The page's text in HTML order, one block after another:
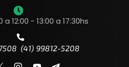
a 12:00 - 13:00 a 17:30hs
(41) 99812-5208